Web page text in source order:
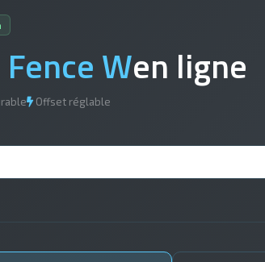
Wen ligne
Offset réglable